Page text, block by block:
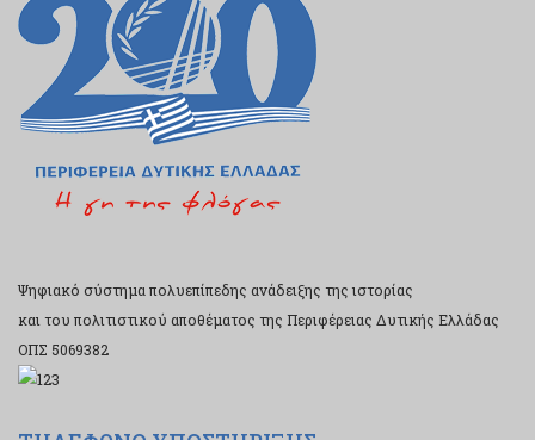
Ψηφιακό σύστημα πολυεπίπεδης ανάδειξης της ιστορίας
και του πολιτιστικού αποθέματος της Περιφέρειας Δυτικής Ελλάδας
ΟΠΣ 5069382